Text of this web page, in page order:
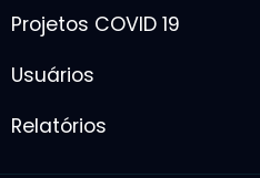
Projetos COVID 19
Usuários
Relatórios